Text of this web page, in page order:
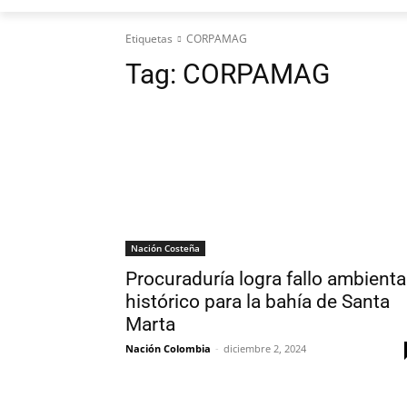
Etiquetas CORPAMAG
Tag: CORPAMAG
Nación Costeña
Procuraduría logra fallo
histórico para la bahía de Santa
Marta
Nación Colombia - diciembre 2, 2024